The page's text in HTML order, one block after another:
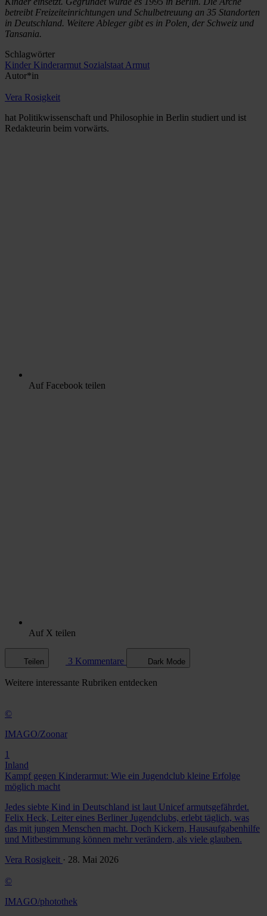
betreibt Freizeiteinrichtungen und Schulbetreuung an 35 Standorten
in Deutschland. Weitere Ableger gibt es in Polen, der Schweiz und
Tansania.
Schlagwörter
Kinder Kinderarmut Sozialstaat Armut
Autor*in
Vera Rosigkeit
hat Politikwissenschaft und Philosophie in Berlin studiert und ist
Redakteurin beim vorwärts.
Auf Facebook teilen
Auf X teilen
Teilen 3 Kommentare Dark Mode
Weitere interessante Rubriken entdecken
©
IMAGO/Zoonar
1
Inland
Kampf gegen Kinderarmut: Wie ein Jugendclub kleine Erfolge
möglich macht
Jedes siebte Kind in Deutschland ist laut Unicef armutsgefährdet.
Felix Heck, Leiter eines Berliner Jugendclubs, erlebt täglich, was
das mit jungen Menschen macht. Doch Kickern, Hausaufgabenhilfe
und Mitbestimmung können mehr verändern, als viele glauben.
Vera Rosigkeit · 28. Mai 2026
©
IMAGO/photothek